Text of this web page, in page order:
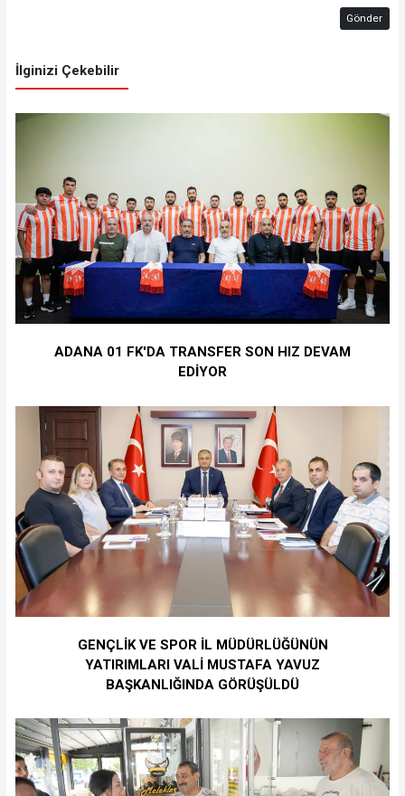
Gönder
İlginizi Çekebilir
ADANA 01 FK'DA TRANSFER SON HIZ DEVAM
EDİYOR
GENÇLİK VE SPOR İL MÜDÜRLÜĞÜNÜN
YATIRIMLARI VALİ MUSTAFA YAVUZ
BAŞKANLIĞINDA GÖRÜŞÜLDÜ